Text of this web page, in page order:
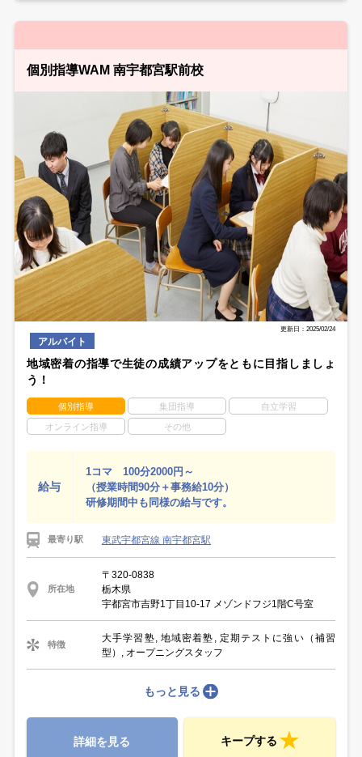
個別指導WAM 南宇都宮駅前校
更新日：2025/02/24
アルバイト
地域密着の指導で生徒の成績アップをともに目指しましょ
う！
個別指導 集団指導 自立学習
オンライン指導 その他
給与
1コマ 100分2000円～
（授業時間90分＋事務給10分）
研修期間中も同様の給与です。
最寄り駅 東武宇都宮線 南宇都宮駅
所在地
〒320-0838
栃木県
宇都宮市吉野1丁目10-17 メゾンドフジ1階C号室
特徴
大手学習塾, 地域密着塾, 定期テストに強い（補習
型）, オープニングスタッフ
もっと見る
詳細を見る キープする